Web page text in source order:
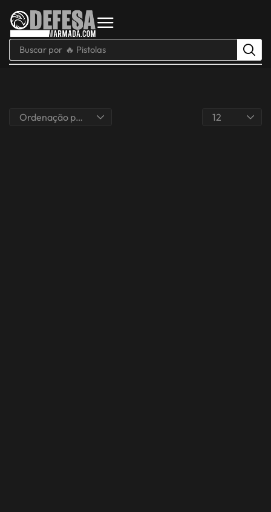
Buscar por 🔥 Pistolas